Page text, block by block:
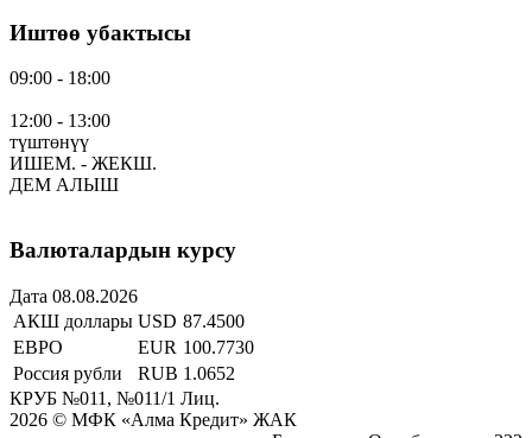
Иштөө убактысы
09:00 - 18:00
12:00 - 13:00
түштөнүү
ИШЕМ. - ЖЕКШ.
ДЕМ АЛЫШ
Валюталардын курсу
Дата 08.08.2026
АКШ доллары USD 87.4500
ЕВРО
EUR 100.7730
Россия рубли
RUB 1.0652
КРУБ №011, №011/1 Лиц.
2026 © МФК «Алма Кредит» ЖАК